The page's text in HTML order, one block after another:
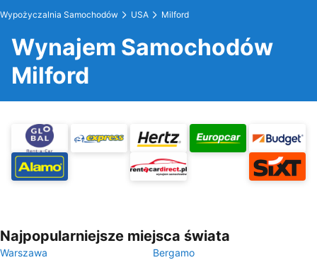
Wypożyczalnia Samochodów USA Milford
Wynajem Samochodów
Milford
Najpopularniejsze miejsca świata
Warszawa
Bergamo